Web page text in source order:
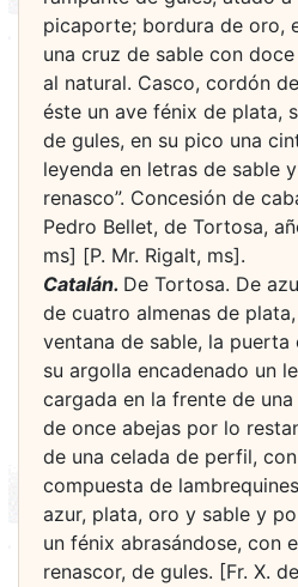
picaporte; bordura de oro,
una cruz de sable con
al natural. Casco, cordón
éste un ave fénix de plata,
de gules, en su pico una
leyenda en letras de sable
renasco”. Concesión de
Pedro Bellet, de Tortosa,
ms] [P. Mr. Rigalt, ms].
Catalán. De Tortosa. De
de cuatro almenas de
ventana de sable, la
su argolla encadenado un
cargada en la frente de
de once abejas por lo
de una celada de perfil,
compuesta de
azur, plata, oro y sable y
un fénix abrasándose, con
renascor, de gules. [Fr. X.